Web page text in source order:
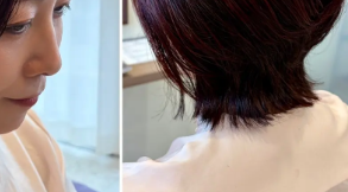
エクラプレミアム通販